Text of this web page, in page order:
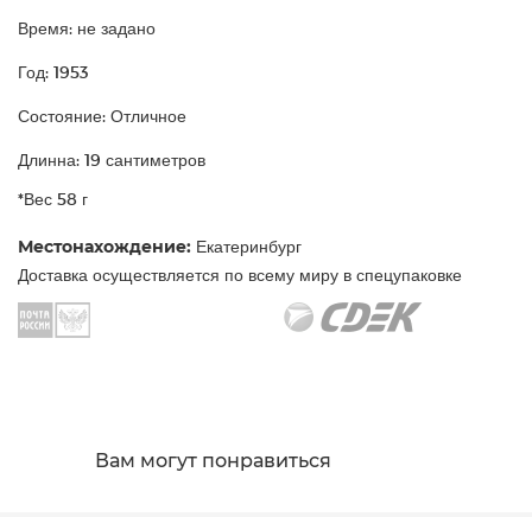
Время: не задано
Год: 1953
Состояние: Отличное
Длинна: 19 сантиметров
*Вес 58 г
Местонахождение: Екатеринбург
Доставка осуществляется по всему миру в спецупаковке
Вам могут понравиться